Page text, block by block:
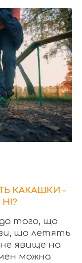
КАКАШКИ –
до того, що
що летять
явище на
можна